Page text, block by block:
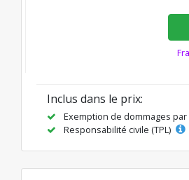
Inclus dans le prix:
Exemption de dommages par
Responsabilité civile (TPL)